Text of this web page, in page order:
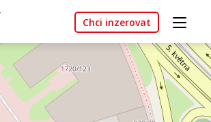
Chci inzerovat